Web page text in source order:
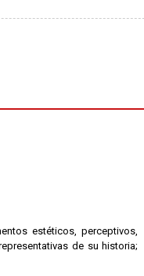
estéticos, perceptivos,
de su historia;